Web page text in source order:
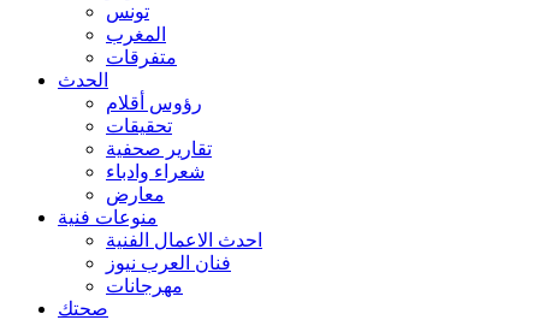
تونس
المغرب
متفرقات
الحدث
رؤوس أقلام
تحقيقات
تقارير صحفية
شعراء وادباء
معارض
منوعات فنية
احدث الاعمال الفنية
فنان العرب نيوز
مهرجانات
صحتك